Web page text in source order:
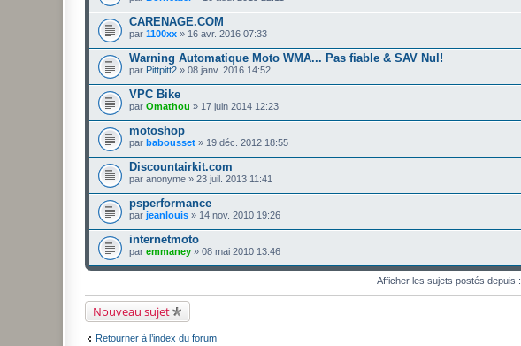
CARENAGE.COM
par 1100xx » 16 avr. 2016 07:33
Warning Automatique Moto WMA... Pas fiable & SAV Nul!
par Pittpitt2 » 08 janv. 2016 14:52
VPC Bike
par Omathou » 17 juin 2014 12:23
motoshop
par babousset » 19 déc. 2012 18:55
Discountairkit.com
par anonyme » 23 juil. 2013 11:41
psperformance
par jeanlouis » 14 nov. 2010 19:26
internetmoto
par emmaney » 08 mai 2010 13:46
Afficher les sujets postés depuis :
Nouveau sujet
Retourner à l’index du forum